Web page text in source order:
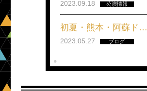
2023.09.18 公演情報
初夏・熊本・阿蘇ド…
2023.05.27 ブログ